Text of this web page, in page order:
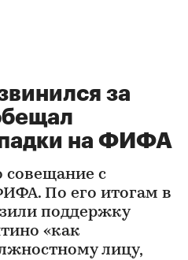
за
на ФИФА
с
По его итогам в
поддержку
«как
лицу,